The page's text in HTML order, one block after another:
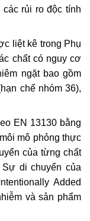
rủi ro độc tính
liệt kê trong Phụ
chất có nguy cơ
ngặt bao gồm
chế nhóm 36),
EN 13130 bằng
mô phỏng thực
của từng chất
di chuyển của
Added
và sản phẩm